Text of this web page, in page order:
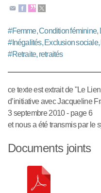
#Femme, Condition féminine,
#Inégalités, Exclusion
#Retraite, retraités
ce texte est extrait de "Le
d’initiative avec Jacqueline
3 septembre 2010 - page 6
et nous a été transmis par le
Documents joints